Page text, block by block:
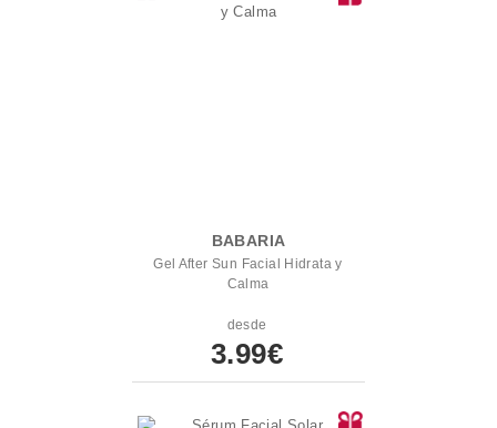
BABARIA
Gel After Sun Facial Hidrata y
Calma
desde
3.99€